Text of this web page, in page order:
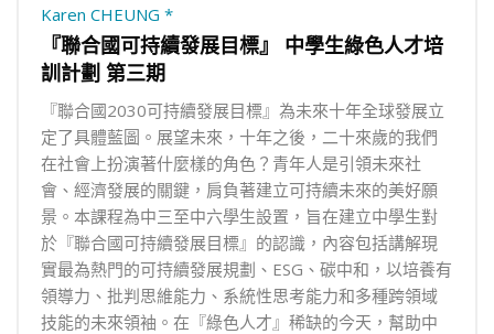
Karen CHEUNG *
『聯合國可持續發展目標』 中學生綠色人才培
訓計劃 第三期
『聯合國2030可持續發展目標』為未來十年全球發展立
定了具體藍圖。展望未來，十年之後，二十來歲的我們
在社會上扮演著什麼樣的角色？青年人是引領未來社
會、經濟發展的關鍵，肩負著建立可持續未來的美好願
景。本課程為中三至中六學生設置，旨在建立中學生對
於『聯合國可持續發展目標』的認識，內容包括講解現
實最為熱門的可持續發展規劃、ESG、碳中和，以培養有
領導力、批判思維能力、系統性思考能力和多種跨領域
技能的未來領袖。在『綠色人才』稀缺的今天，幫助中